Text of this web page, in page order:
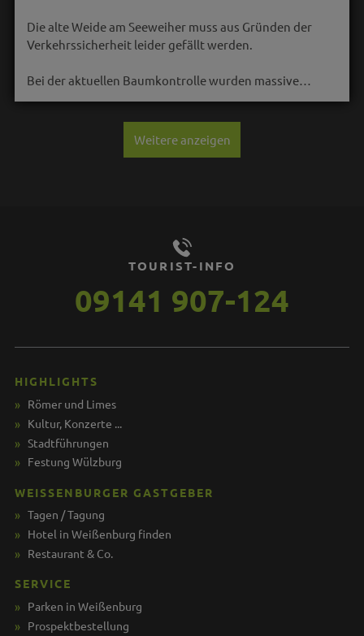
Die alte Weide am Seeweiher muss aus Gründen der
Verkehrssicherheit leider gefällt werden.
Bei der aktuellen Baumkontrolle wurden massive…
Weitere anzeigen
TOURIST-INFO
09141 907-124
HIGHLIGHTS
Römer und Limes
Kultur, Konzerte ...
Stadtführungen
Festung Wülzburg
WEISSENBURGER GASTGEBER
Tagen / Tagung
Hotel in Weißenburg finden
Restaurant & Co.
SERVICE
Parken in Weißenburg
Prospektbestellung